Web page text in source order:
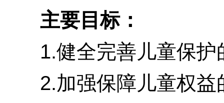
主要目标：
1.健全完善儿童保护
2.加强保障儿童权益